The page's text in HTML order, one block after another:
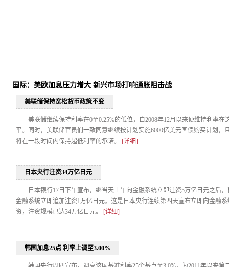
国际：美欧加息压力增大 新兴市场打响通胀阻击战
美联储保持宽松货币政策不变
美联储继续保持利率在0至0.25%的低位，自2008年12月以来便维持利率在
平。同时，美联储官员们一致同意继续按计划实施6000亿美元国债购买计划，
将在一段时间内保持超低利率的承诺。 [详细]
日本央行注资34万亿日元
日本银行17日下午宣布，继当天上午向金融系统立即注资5万亿日元之后，
金融系统立即追加注资1万亿日元。这是日本央行连续第四天宣布立即向金融系
资，注资规模已达34万亿日元。 [详细]
韩国加息25点 利率上调至3.00%